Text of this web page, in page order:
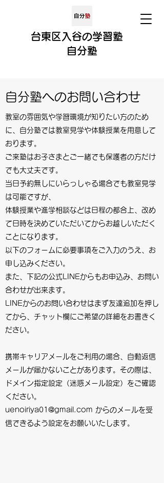
​​台東区入谷の学習塾
自分塾
自分塾へのお問い合わせ
教室の雰囲気や学習環境が知りたい方のため
に、自分塾では教室見学や体験授業を用意して
おります。
ご来塾はお子さまとご一緒でも保護者の方だけ
でも大丈夫です。
当日予約無しにいらっしゃる場合でも教室見学
は可能ですが、
体験授業や進学相談などは日程の都合上、改め
て日時を決めていただいてからお越しいただく
ことになります。
以下のフォームに必要事項をご入力のうえ、お
申し込みください。
​​また、下記の公式LINEからもお申込み、お問い
合わせが出来ます。
LINEからのお問い合わせはまず友達追加を押し
てから、チャット欄にご希望の詳細をお書きく
ださい。
携帯キャリアメールをご利用の場合、自動返信
メールが届かないことがあります。その際は、
ドメイン指定設定（迷惑メール設定）をご確認
ください。
uenoiriya01@gmail.com からのメールを受
信できるよう設定をお願いいたします。